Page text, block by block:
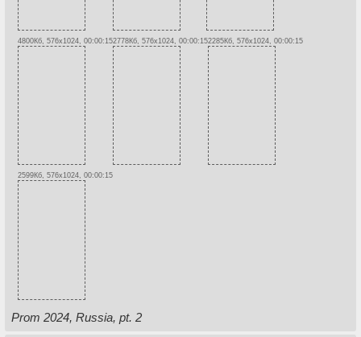
4800Кб, 576x1024, 00:00:152778Кб, 576x1024, 00:00:152285Кб, 576x1024, 00:00:15
2599Кб, 576x1024, 00:00:15
Prom 2024, Russia, pt. 2